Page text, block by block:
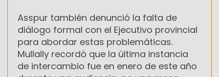
Asspur también denunció la falta de
diálogo formal con el Ejecutivo provincial
para abordar estas problemáticas.
Mullally recordó que la última instancia
de intercambio fue en enero de este año